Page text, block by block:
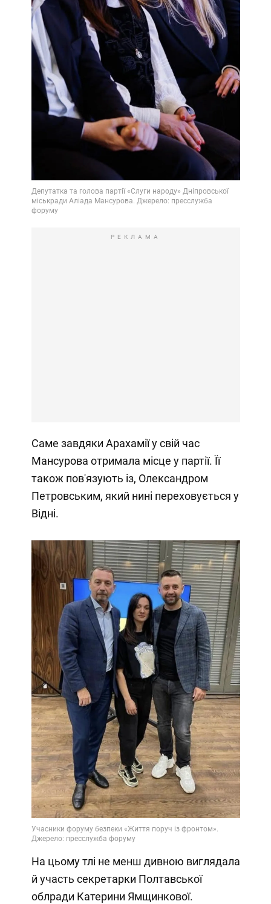
РЕКЛАМА
Саме завдяки Арахамії у свій час
Мансурова отримала місце у партії. Її
також пов'язують із, Олександром
Петровським, який нині переховується у
Відні.
На цьому тлі не менш дивною виглядала
й участь секретарки Полтавської
облради Катерини Ямщинкової.